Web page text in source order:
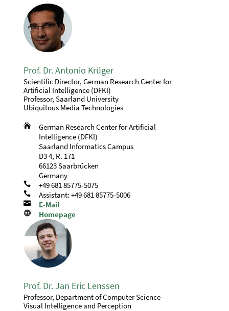
Prof. Dr. Antonio Krüger
Scientific Director, German Research Center for
Artificial Intelligence (DFKI)
Professor, Saarland University
Ubiquitous Media Technologies

German Research Center for Artificial
Intelligence (DFKI)
Saarland Informatics Campus
D3 4, R. 171
66123 Saarbrücken
Germany
 +49 681 85775-5075
 Assistant: +49 681 85775-5006
 E-Mail
 Homepage
Prof. Dr. Jan Eric Lenssen
Professor, Department of Computer Science
Visual Intelligence and Perception